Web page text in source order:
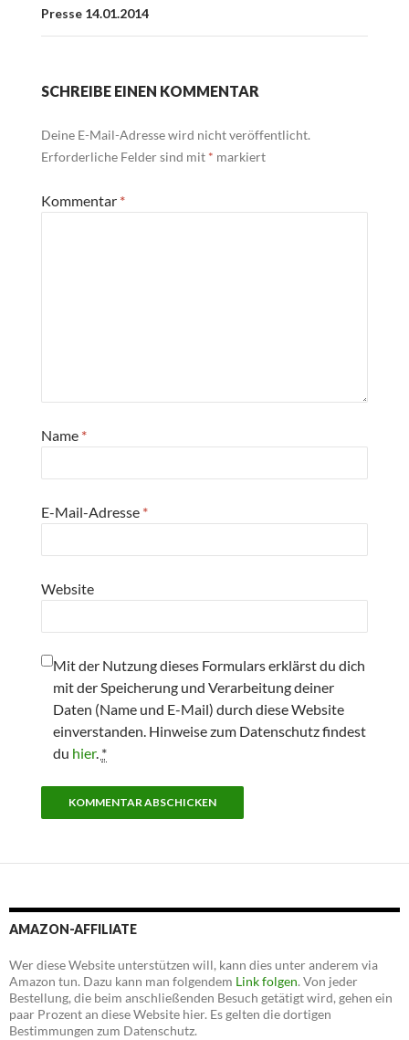
Presse 14.01.2014
SCHREIBE EINEN KOMMENTAR
Deine E-Mail-Adresse wird nicht veröffentlicht.
Erforderliche Felder sind mit * markiert
Kommentar *
Name *
E-Mail-Adresse *
Website
Mit der Nutzung dieses Formulars erklärst du dich
mit der Speicherung und Verarbeitung deiner
Daten (Name und E-Mail) durch diese Website
einverstanden. Hinweise zum Datenschutz findest
du hier. *
AMAZON-AFFILIATE
Wer diese Website unterstützen will, kann dies unter anderem via
Amazon tun. Dazu kann man folgendem Link folgen. Von jeder
Bestellung, die beim anschließenden Besuch getätigt wird, gehen ein
paar Prozent an diese Website hier. Es gelten die dortigen
Bestimmungen zum Datenschutz.